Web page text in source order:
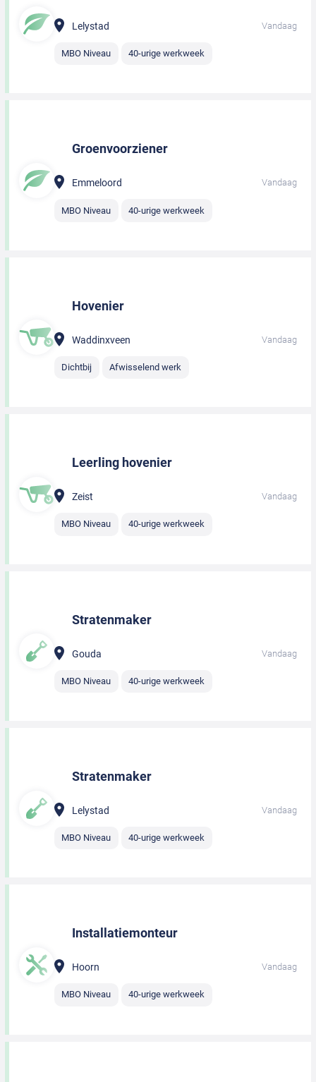
Lelystad Vandaag
MBO Niveau 40-urige werkweek
Groenvoorziener
Emmeloord Vandaag
MBO Niveau 40-urige werkweek
Hovenier
Waddinxveen Vandaag
Dichtbij Afwisselend werk
Leerling hovenier
Zeist Vandaag
MBO Niveau 40-urige werkweek
Stratenmaker
Gouda Vandaag
MBO Niveau 40-urige werkweek
Stratenmaker
Lelystad Vandaag
MBO Niveau 40-urige werkweek
Installatiemonteur
Hoorn Vandaag
MBO Niveau 40-urige werkweek